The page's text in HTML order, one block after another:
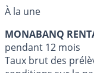
À la une
MONABANQ
pendant 12 mois
Taux brut des